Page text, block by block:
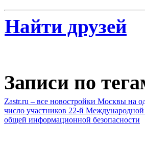
Найти друзей
Записи по
Zastr.ru – все новостройки Москвы на
число участников 22-й
общей информационной безопасности